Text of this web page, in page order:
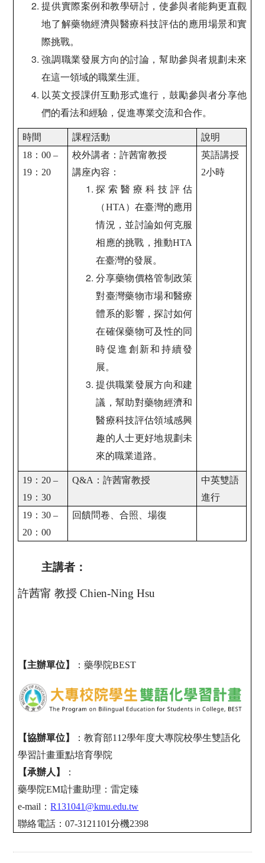
提供實際案例和教學研討，使參與者能夠更直觀
地了解藥物經濟與醫療科技評估的應用場景和實
際挑戰。
強調職業發展方向的討論，幫助參與者規劃未來
在這一領域的職業生涯。
以英文授課倂互動形式進行，鼓勵參與者分享他
們的看法和經驗，促進專業交流和合作。
時間 課程活動
說明
18 ：00 –
19：20
校外講者：許茜甯教授
講座內容：
探索醫療科技評估
（HTA）在臺灣的應用
情況，並討論如何克服
相應的挑戰，推動HTA
在臺灣的發展。
分享藥物價格管制政策
對臺灣藥物市場和醫療
體系的影響，探討如何
在確保藥物可及性的同
時促進創新和持續發
展。
提供職業發展方向和建
議，幫助對藥物經濟和
醫療科技評估領域感興
趣的人士更好地規劃未
來的職業道路。
英語講授
2小時
19 ：20 –
19：30
Q&A ：許茜甯教授
中英雙語
進行
19 ：30 –
20：00
回饋問卷、合照、場復
主講者：
許茜甯 教授 Chien-Ning Hsu
【主辦單位】 ：藥學院BEST
【協辦單位】
：教育部112學年度大專院校學生雙語化
學習計畫重點培育學院
【承辦人】
：
藥學院EMI計畫助理：雷定臻
e-mail：R131041@kmu.edu.tw
聯絡電話：07-3121101分機2398